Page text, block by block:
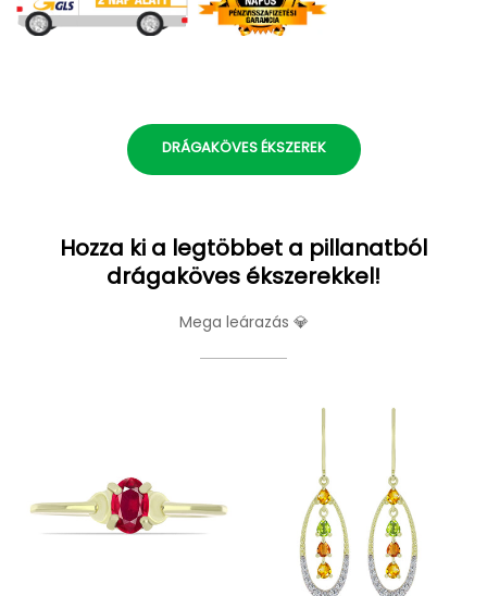
DRÁGAKÖVES ÉKSZEREK
Hozza ki a legtöbbet a pillanatból
drágaköves ékszerekkel!
Mega leárazás 💎